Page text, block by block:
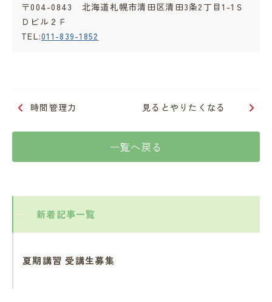
〒004-0843 北海道札幌市清田区清田3条2丁目1-1Ｓ
Ｄビル２Ｆ
TEL:011-839-1852
時間管理力 見るとやりたくなる
一覧へ戻る
新着記事一覧
夏期講習 受講生募集